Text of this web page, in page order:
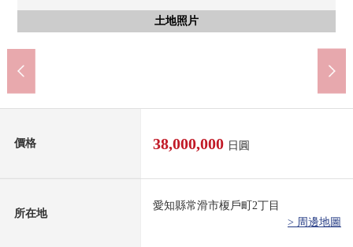
土地照片
土地照片
土地照片
土地照片
土地照片
土地照片
土地照片
土地照片
含有前面道路的外觀
北側前面道路
含有前面道路的外觀
北側前面道路
含有前面道路的外觀
北側前面道路
含有前面道路的外觀
東面道路
含有前面道路的外觀
東面道路
含有前面道路的外觀
東面道路
其他
到名鐵常滑線"榎戶，"步行約9分鐘
其他
到鬼崎小學約780m
其他
到鬼崎中學約370m
其他
到7-Eleven常滑榎戶商店約370m
價格 38,000,000 日圓
所在地
愛知縣常滑市榎戶町2丁目
> 周邊地圖